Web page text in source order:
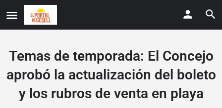
Temas de temporada: El Concejo
aprobó la actualización del boleto
y los rubros de venta en playa